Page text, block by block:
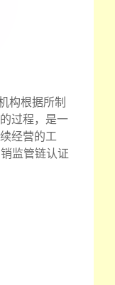
构根据所制
过程，是一
经营的工
监管链认证